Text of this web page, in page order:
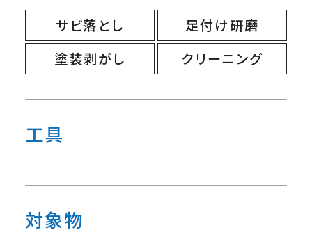
サビ落とし
足付け研磨
塗装剥がし
クリーニング
工具
対象物